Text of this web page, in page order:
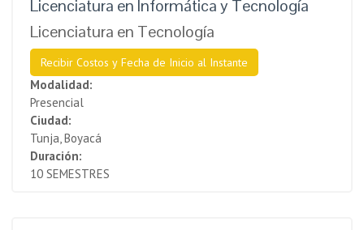
Licenciatura en Informática y Tecnología
Licenciatura en Tecnología
Recibir Costos y Fecha de Inicio al Instante
Modalidad:
Presencial
Ciudad:
Tunja, Boyacá
Duración:
10 SEMESTRES